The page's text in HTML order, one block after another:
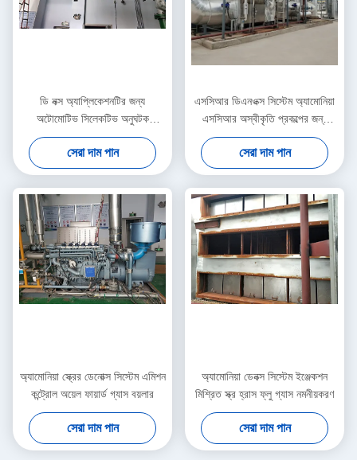
ডি নক্স অ্যাপ্লিকেশনটির জন্য
অটোমোটিভ সিলেকটিভ অনুঘটক
রিডাকশন স্ক্রিন সিস্টেমগুলি
সেরা দাম পান
এসসিআর ডিএনওক্স সিস্টেম অ্যামোনিয়া
এসসিআর অস্বীকৃতি প্রকল্পের জন্য
স্প্রেিং এবং মিক্সিং ডিভাইস
সেরা দাম পান
অ্যামোনিয়া স্ক্রের ডেনোক্স সিস্টেম এমিশন
কন্ট্রোল অয়েল ফায়ার্ড গ্যাস বয়লার
সেরা দাম পান
অ্যামোনিয়া ডেনক্স সিস্টেম ইঞ্জেকশন
মিশ্রিত স্ক্র হ্রাস ফ্লু গ্যাস নমনীয়করণ
সেরা দাম পান